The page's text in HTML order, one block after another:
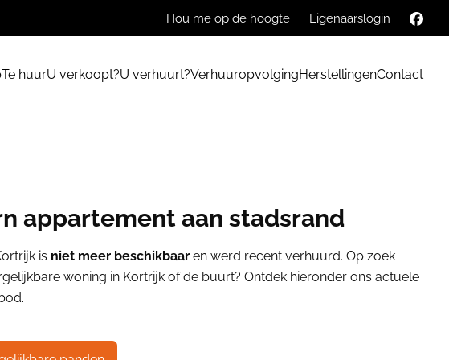
Hou me op de hoogte Eigenaarslogin
Te huurU verkoopt?U verhuurt?VerhuuropvolgingHerstellingenContact
appartement aan stadsrand
is niet meer beschikbaar en werd recent verhuurd. Op zoek
woning in Kortrijk of de buurt? Ontdek hieronder ons actuele